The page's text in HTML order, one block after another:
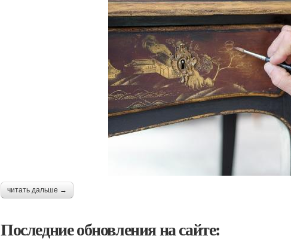
читать дальше →
Последние обновления на сайте: